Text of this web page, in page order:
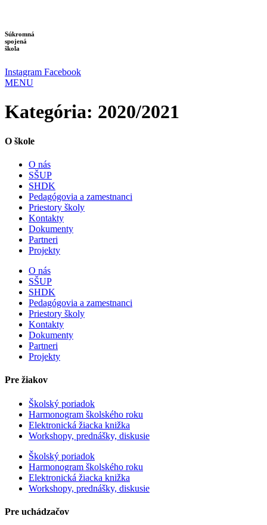
obsah
Súkromná
spojená
škola
Instagram Facebook
MENU
Kategória: 2020/2021
O škole
O nás
SŠUP
SHDK
Pedagógovia a zamestnanci
Priestory školy
Kontakty
Dokumenty
Partneri
Projekty
O nás
SŠUP
SHDK
Pedagógovia a zamestnanci
Priestory školy
Kontakty
Dokumenty
Partneri
Projekty
Pre žiakov
Školský poriadok
Harmonogram školského roku
Elektronická žiacka knižka
Workshopy, prednášky, diskusie
Školský poriadok
Harmonogram školského roku
Elektronická žiacka knižka
Workshopy, prednášky, diskusie
Pre uchádzačov